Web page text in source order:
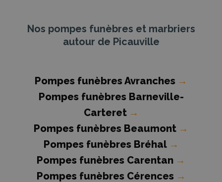
Nos pompes funèbres et marbriers
autour de Picauville
Pompes funèbres Avranches →
Pompes funèbres Barneville-
Carteret →
Pompes funèbres Beaumont →
Pompes funèbres Bréhal →
Pompes funèbres Carentan →
Pompes funèbres Cérences →